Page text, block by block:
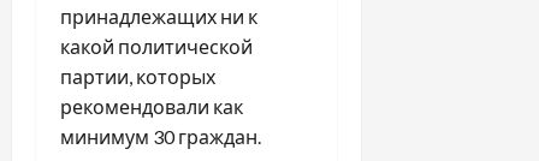
принадлежащих ни к
какой политической
партии, которых
рекомендовали как
минимум 30 граждан.